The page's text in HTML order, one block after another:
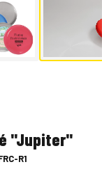
"Jupiter"
R1